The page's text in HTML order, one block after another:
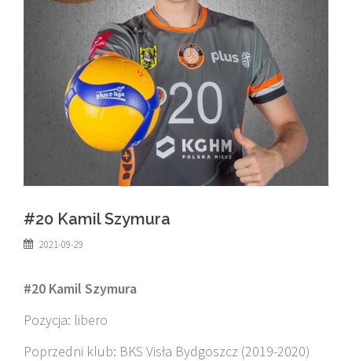
#20 Kamil Szymura
2021-09-29
#20 Kamil Szymura
Pozycja: libero
Poprzedni klub: BKS Visła Bydgoszcz (2019-2020)